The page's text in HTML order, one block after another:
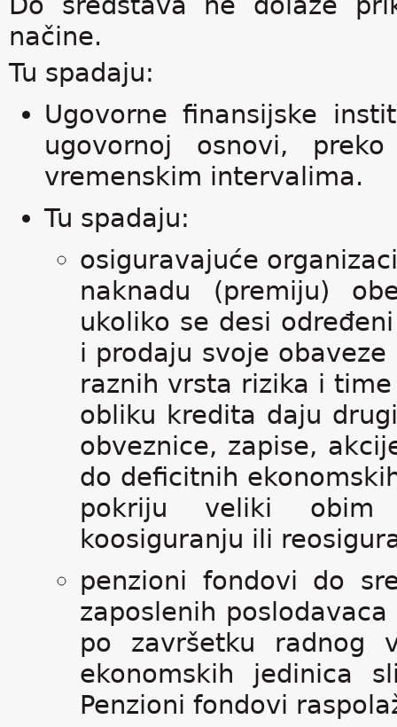
načine.
Tu spadaju:
Ugovorne finansijske
ugovornoj osnovi,
vremenskim intervalima.
Tu spadaju:
osiguravajuće
naknadu (premiju)
ukoliko se desi
i prodaju svoje
raznih vrsta rizika i
obliku kredita daju
obveznice, zapise,
do deficitnih
pokriju veliki obim
koosiguranju ili
penzioni fondovi do
zaposlenih
po završetku radnog
ekonomskih jedinica
Penzioni fondovi